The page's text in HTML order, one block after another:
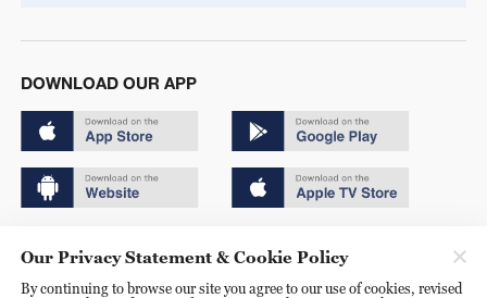
DOWNLOAD OUR APP
京ICP备20000184号
Our Privacy Statement & Cookie Policy
By continuing to browse our site you agree to our use of cookies, revised